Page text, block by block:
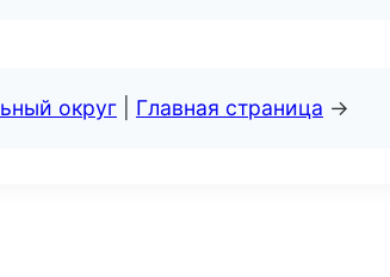
округ Главная страница →